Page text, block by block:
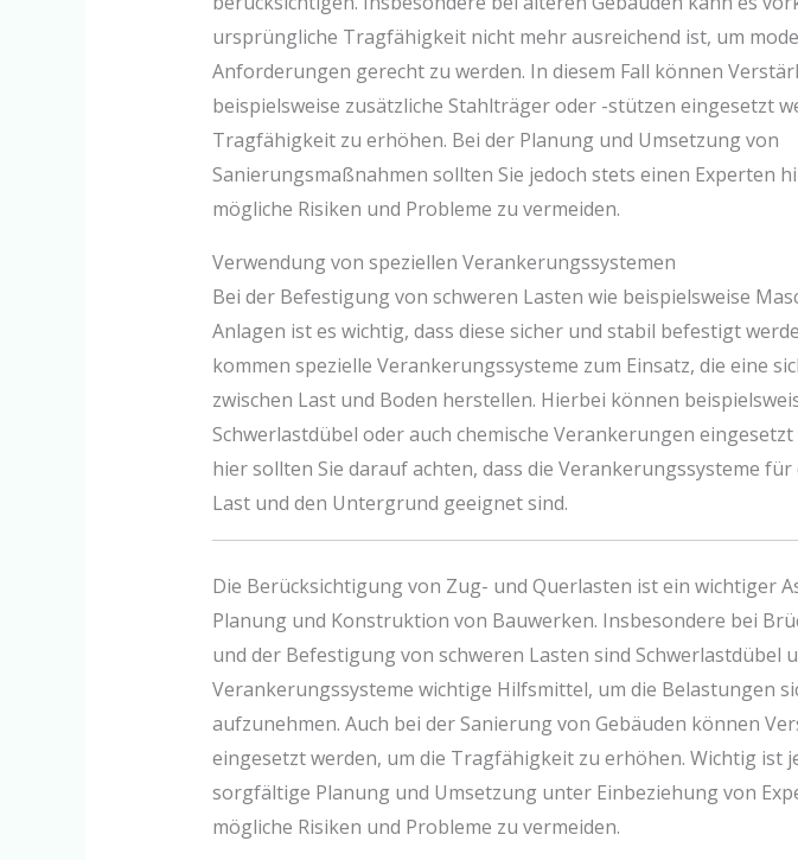
ursprüngliche Tragfähigkeit nicht mehr ausreichend ist, um
Anforderungen gerecht zu werden. In diesem Fall können
beispielsweise zusätzliche Stahlträger oder -stützen eingesetzt
Tragfähigkeit zu erhöhen. Bei der Planung und Umsetzung von
Sanierungsmaßnahmen sollten Sie jedoch stets einen Experten
mögliche Risiken und Probleme zu vermeiden.
Verwendung von speziellen Verankerungssystemen
Bei der Befestigung von schweren Lasten wie beispielsweise
Anlagen ist es wichtig, dass diese sicher und stabil befestigt
kommen spezielle Verankerungssysteme zum Einsatz, die eine
zwischen Last und Boden herstellen. Hierbei können
Schwerlastdübel oder auch chemische Verankerungen eingesetzt
hier sollten Sie darauf achten, dass die Verankerungssysteme für
Last und den Untergrund geeignet sind.
Die Berücksichtigung von Zug- und Querlasten ist ein wichtiger
Planung und Konstruktion von Bauwerken. Insbesondere bei
und der Befestigung von schweren Lasten sind Schwerlastdübel
Verankerungssysteme wichtige Hilfsmittel, um die Belastungen
aufzunehmen. Auch bei der Sanierung von Gebäuden können
eingesetzt werden, um die Tragfähigkeit zu erhöhen. Wichtig ist
sorgfältige Planung und Umsetzung unter Einbeziehung von
mögliche Risiken und Probleme zu vermeiden.